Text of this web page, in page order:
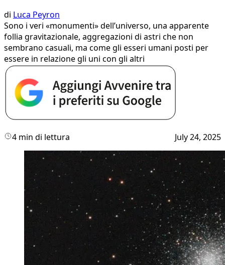
di Luca Peyron
Sono i veri «monumenti» dell’universo, una apparente
follia gravitazionale, aggregazioni di astri che non
sembrano casuali, ma come gli esseri umani posti per
essere in relazione gli uni con gli altri
4 min di lettura July 24, 2025